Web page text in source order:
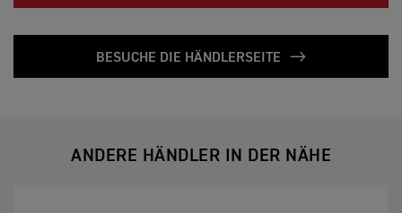
BESUCHE DIE HÄNDLERSEITE
ANDERE HÄNDLER IN DER NÄHE